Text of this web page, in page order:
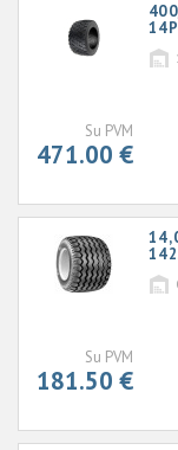
Su PVM
471.00 €
Su PVM
181.50 €